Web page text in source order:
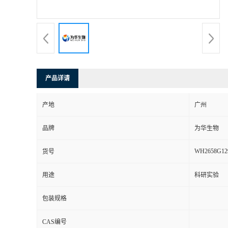
产品详请
产地 广州
品牌 为华生物
货号
用途 科研实验
包装规格
CAS编号